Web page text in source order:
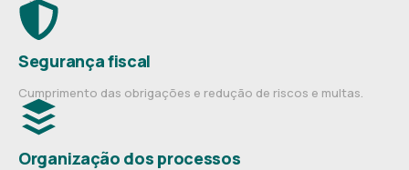
Segurança fiscal
Cumprimento das obrigações e redução de riscos e multas.
Organização dos processos